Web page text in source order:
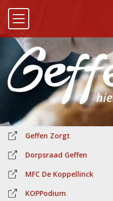
Geffen Zorgt
Dorpsraad Geffen
MFC De Koppellinck
KOPPodium